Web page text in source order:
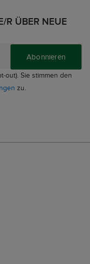
R ÜBER NEUE
Abonnieren
out). Sie stimmen den
zu.